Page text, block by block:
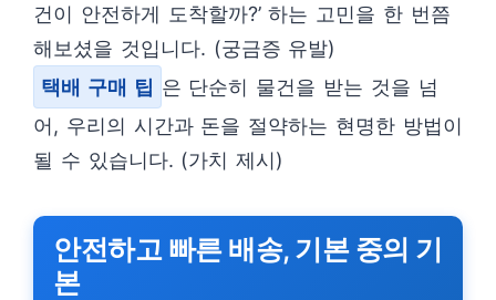
건이 안전하게 도착할까?’ 하는 고민을 한 번쯤
해보셨을 것입니다. (궁금증 유발)
택배 구매 팁 은 단순히 물건을 받는 것을 넘
어, 우리의 시간과 돈을 절약하는 현명한 방법이
될 수 있습니다. (가치 제시)
안전하고 빠른 배송, 기본 중의 기
본